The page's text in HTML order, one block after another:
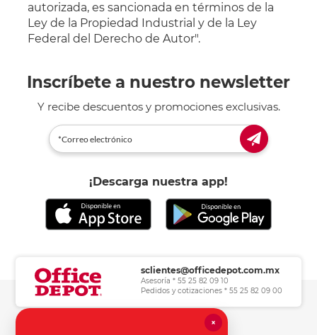
autorizada, es sancionada en términos de la
Ley de la Propiedad Industrial y de la Ley
Federal del Derecho de Autor".
Inscríbete a nuestro newsletter
Y recibe descuentos y promociones exclusivas.
¡Descarga nuestra app!
sclientes@officedepot.com.mx
Asesoría * 55 25 82 09 10
Pedidos y cotizaciones * 55 25 82 09 00
×